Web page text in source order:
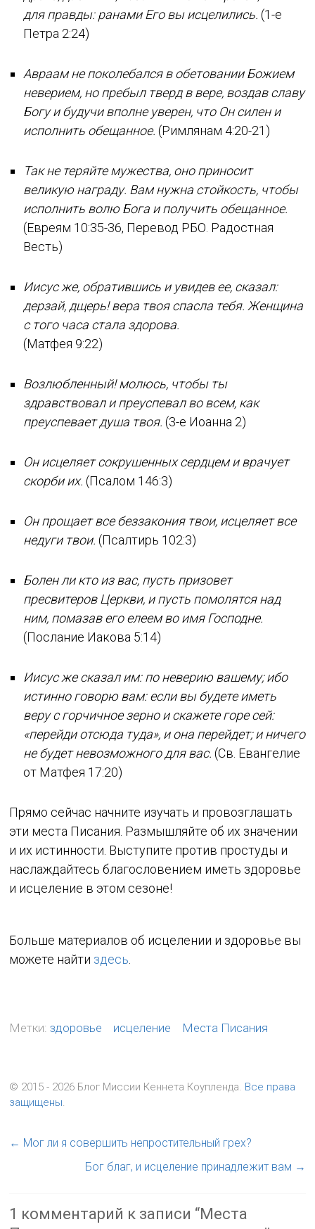
для правды: ранами Его вы исцелились. (1-е
Петра 2:24)
Авраам не поколебался в обетовании Божием
неверием, но пребыл тверд в вере, воздав славу
Богу и будучи вполне уверен, что Он силен и
исполнить обещанное.(Римлянам 4:20-21)
Так не теряйте мужества, оно приносит
великую награду. Вам нужна стойкость, чтобы
исполнить волю Бога и получить обещанное.
(Евреям 10:35-36, Перевод РБО. Радостная
Весть)
Иисус же, обратившись и увидев ее, сказал:
дерзай, дщерь! вера твоя спасла тебя. Женщина
с того часа стала здорова.
(Матфея 9:22)
Возлюбленный! молюсь, чтобы ты
здравствовал и преуспевал во всем, как
преуспевает душа твоя. (3-е Иоанна 2)
Он исцеляет сокрушенных сердцем и врачует
скорби их.(Псалом 146:3)
Он прощает все беззакония твои, исцеляет все
недуги твои. (Псалтирь 102:3)
Болен ли кто из вас, пусть призовет
пресвитеров Церкви, и пусть помолятся над
ним, помазав его елеем во имя Господне.
(Послание Иакова 5:14)
Иисус же сказал им: по неверию вашему; ибо
истинно говорю вам: если вы будете иметь
веру с горчичное зерно и скажете горе сей:
«перейди отсюда туда», и она перейдет; и ничего
не будет невозможного для вас.(Св. Евангелие
от Матфея 17:20)
Прямо сейчас начните изучать и провозглашать
эти места Писания. Размышляйте об их значении
и их истинности. Выступите против простуды и
наслаждайтесь благословением иметь здоровье
и исцеление в этом сезоне!
Больше материалов об исцелении и здоровье вы
можете найти здесь
Метки:здоровье исцеление Места Писания
© 2015 - 2026 Блог Миссии Кеннета Коупленда. Все права
защищены.
← Мог ли я совершить непростительный грех?
Бог благ, и исцеление принадлежит вам →
1 комментарий к записи “Места